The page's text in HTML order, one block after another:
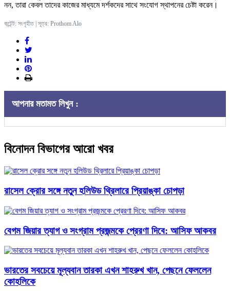
নন, তারা কেবল তাদের কাজের মাধ্যমে দর্শকদের সাথে সংযোগ স্থাপনের চেষ্টা করেন।
কন্টেন্ট: সংগৃহীত | সূত্র: Prothom Alo
আপনার মতামত লিখুন :
বিনোদন বিভাগের আরো খবর
রাসেল ক্রোর সঙ্গে নতুন হলিউড থ্রিলারে প্রিয়াঙ্কা চোপড়া
বেগম জিয়ার ত্যাগ ও সংগ্রাম প্রজন্মকে প্রেরণা দিবে: আসিফ আকবর
ভারতের সবচেয়ে মূল্যবান তারকা এখন শাহরুখ খান, পেছনে ফেললেন
কোহলিকে